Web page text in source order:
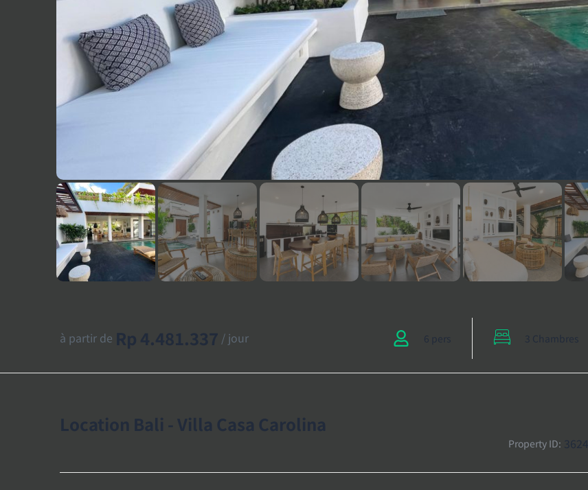
à partir de Rp 4.481.337 / jour 6 pers 3 Chambres
Location Bali - Villa Casa Carolina
Property ID: 3624